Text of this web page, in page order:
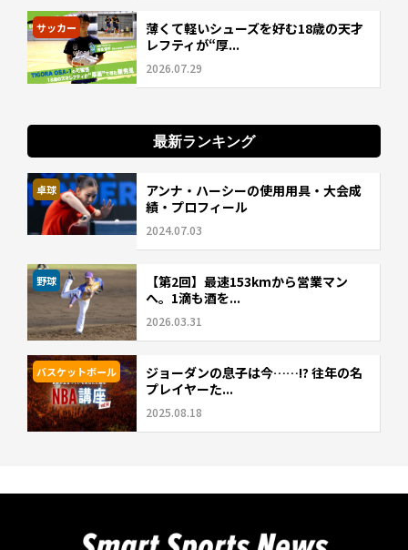
サッカー
薄くて軽いシューズを好む18歳の天才
レフティが“厚...
2026.07.29
最新ランキング
卓球
アンナ・ハーシーの使用用具・大会成
績・プロフィール
2024.07.03
野球
【第2回】最速153kmから営業マン
へ。1滴も酒を...
2026.03.31
バスケットボール
ジョーダンの息子は今……!? 往年の名
プレイヤーた...
2025.08.18